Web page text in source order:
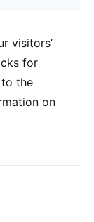
visitors’
for
the
on